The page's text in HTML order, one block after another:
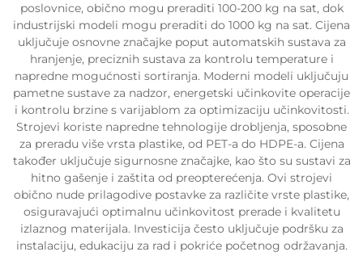
poslovnice, obično mogu preraditi 100-200 kg na sat, dok
industrijski modeli mogu preraditi do 1000 kg na sat. Cijena
uključuje osnovne značajke poput automatskih sustava za
hranjenje, preciznih sustava za kontrolu temperature i
napredne mogućnosti sortiranja. Moderni modeli uključuju
pametne sustave za nadzor, energetski učinkovite operacije
i kontrolu brzine s varijablom za optimizaciju učinkovitosti.
Strojevi koriste napredne tehnologije drobljenja, sposobne
za preradu više vrsta plastike, od PET-a do HDPE-a. Cijena
također uključuje sigurnosne značajke, kao što su sustavi za
hitno gašenje i zaštita od preopterećenja. Ovi strojevi
obično nude prilagodive postavke za različite vrste plastike,
osiguravajući optimalnu učinkovitost prerade i kvalitetu
izlaznog materijala. Investicija često uključuje podršku za
instalaciju, edukaciju za rad i pokriće početnog održavanja.